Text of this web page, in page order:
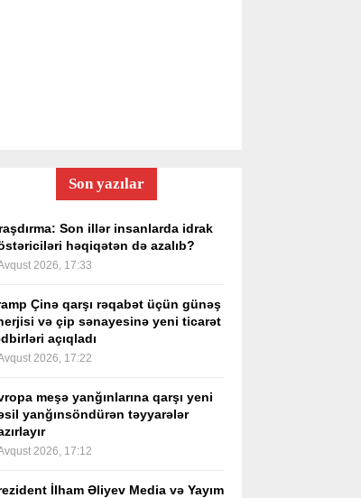
Son yazılar
Son illər insanlarda idrak
həqiqətən də azalıb?
2026, 17:33
Çinə qarşı rəqabət üçün günəş
və çip sənayesinə yeni ticarət
açıqladı
2026, 17:22
meşə yanğınlarına qarşı yeni
yanğınsöndürən təyyarələr
2026, 17:12
İlham Əliyev Media və Yayım